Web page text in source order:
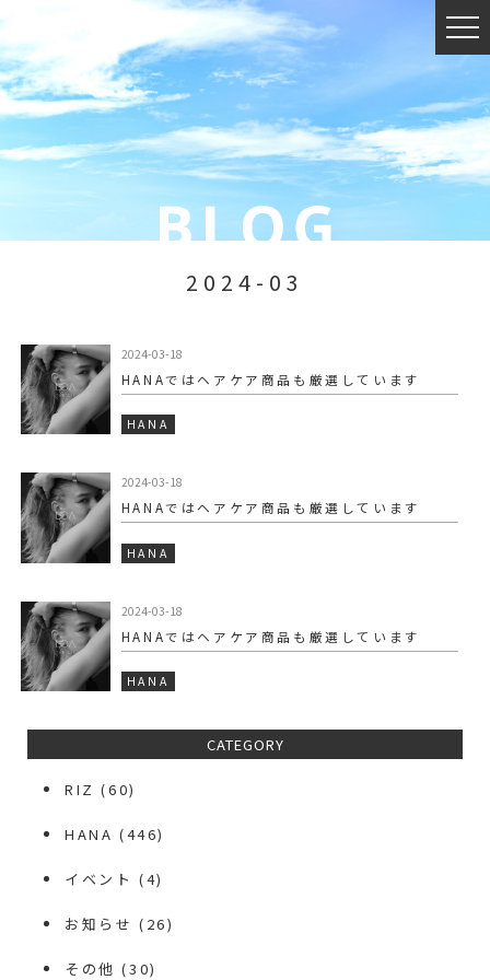
2024-03
2024-03-18
HANAではヘアケア商品も厳選しています
HANA
2024-03-18
HANAではヘアケア商品も厳選しています
HANA
2024-03-18
HANAではヘアケア商品も厳選しています
HANA
CATEGORY
RIZ (60)
HANA (446)
イベント (4)
お知らせ (26)
その他 (30)